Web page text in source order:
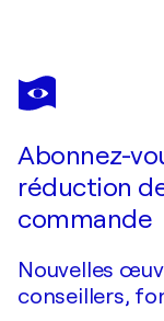
NATALIYA
Sardinen Original Oil
Abonnez-
réduction
commande
Nouvelles
conseillers,